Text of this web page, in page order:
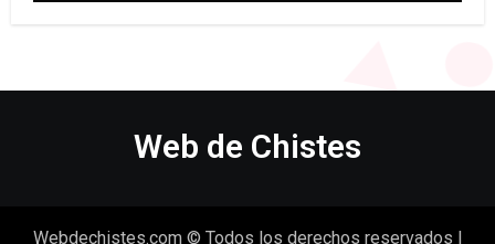
Web de Chistes
Webdechistes.com © Todos los derechos reservados |